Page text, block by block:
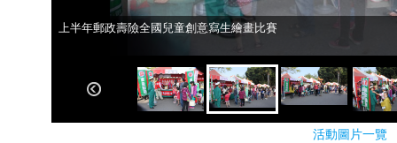
上半年郵政壽險全國兒童創意寫生繪畫比賽
上半年郵政壽險全國兒童創意寫生繪畫比賽
活動圖片一覽